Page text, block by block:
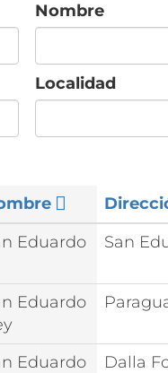
Nombre
Localidad
Eduardo San
Eduardo
Eduardo
Dalla